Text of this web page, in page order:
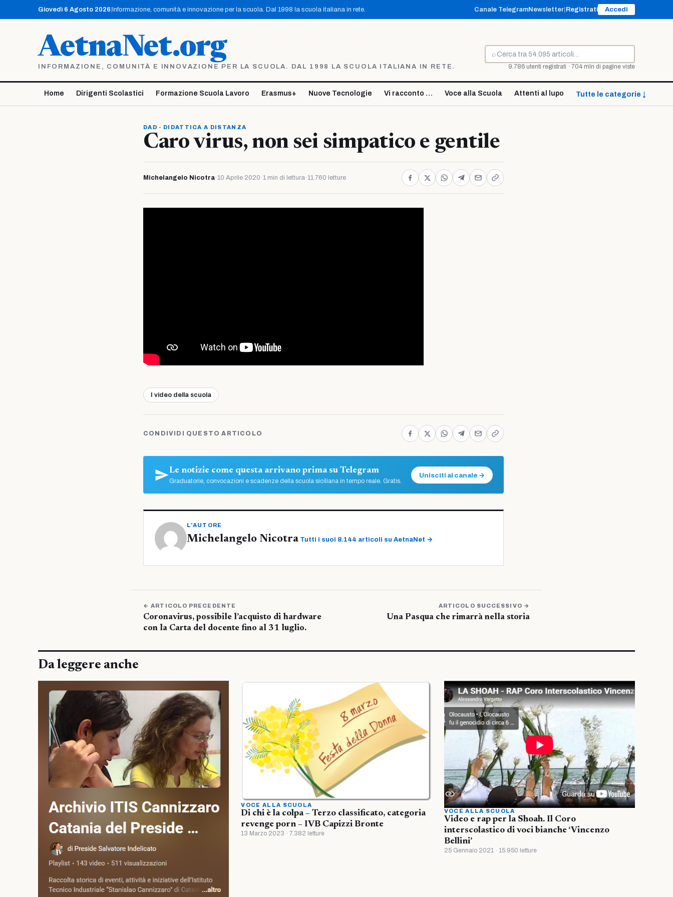
contenuto
Giovedì 6 Agosto 2026 Informazione, comunità e innovazione per la scuola. Dal 1998 la scuola italiana in rete. Canale TelegramNewsletter Registrati Accedi
AetnaNet.org
INFORMAZIONE, COMUNITÀ E INNOVAZIONE PER LA SCUOLA. DAL 1998 LA SCUOLA ITALIANA IN RETE.
⌕
Cerca
9.786 utenti registrati · 704 mln di pagine viste
Home Dirigenti Scolastici Formazione Scuola Lavoro Erasmus+ Nuove Tecnologie Vi racconto … Voce alla Scuola Attenti al lupo Tutte le categorie ↓
DAD - DIDATTICA A DISTANZA
Caro virus, non sei simpatico e gentile
Michelangelo Nicotra·10 Aprile 2020 ·1 min di lettura·11.760 letture
I video della scuola
CONDIVIDI QUESTO ARTICOLO
Le notizie come questa arrivano prima su Telegram
Graduatorie, convocazioni e scadenze della scuola siciliana in tempo reale. Gratis.
Unisciti al canale →
L'AUTORE
Michelangelo Nicotra Tutti i suoi 8.144 articoli su AetnaNet →
← ARTICOLO PRECEDENTE
Coronavirus, possibile l’acquisto di hardware
con la Carta del docente fino al 31 luglio.
ARTICOLO SUCCESSIVO →
Una Pasqua che rimarrà nella storia
Da leggere anche
VOCE ALLA SCUOLA
Di chi è la colpa – Terzo classificato, categoria
revenge porn – IVB Capizzi Bronte
13 Marzo 2023 · 7.382 letture
VOCE ALLA SCUOLA
Video e rap per la Shoah. Il Coro
interscolastico di voci bianche ‘Vincenzo
Bellini’
25 Gennaio 2021 · 15.950 letture